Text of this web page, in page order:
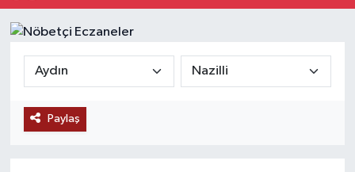
Paylaş
Ekonomi
Sağlık
Eğitim
Van Trafik Yoğunluk Haritası
Süper Lig Puan Durumu ve Fikstür
Tüm Manşetler